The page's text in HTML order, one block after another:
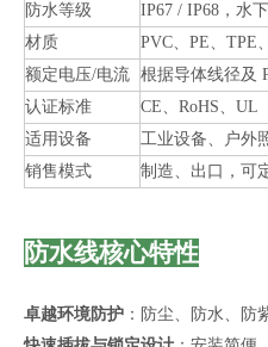
防水等级
IP67 / IP68，水
材质
PVC、PE、TPE
额定电压/电流 根据导体线径及
认证标准
CE、RoHS、UL
适用设备
工业设备、户外
销售模式
制造、出口，可
防水线核心特性
卓越环境防护 ：防尘、防水、防